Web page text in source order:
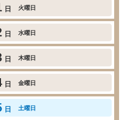
日 火曜日
日 水曜日
日 木曜日
日 金曜日
日 土曜日